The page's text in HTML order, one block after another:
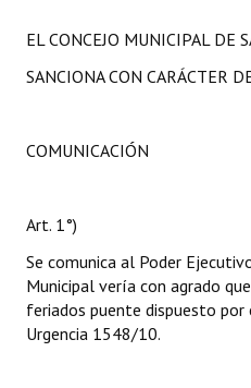
Periodistas Decanos - Registro
Ciudadano Ilustre - Registro
Reconocimientos - Registro
Bariloche, Municipio intercultural
Entrega de distinciones
EL CONCEJO MUNICIPAL DE
SANCIONA CON CARÁCTER
COMUNICACIÓN
Art. 1°)
Se comunica al Poder
Municipal vería con agrado
feriados puente dispuesto por
Urgencia 1548/10.